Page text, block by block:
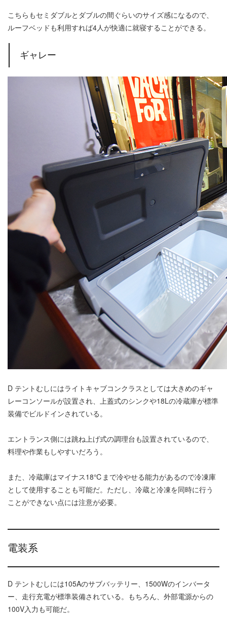
こちらもセミダブルとダブルの間ぐらいのサイズ感になるので、
ルーフベッドも利用すれば4人が快適に就寝することができる。
ギャレー
D テントむしにはライトキャブコンクラスとしては大きめのギャ
レーコンソールが設置され、上蓋式のシンクや18Lの冷蔵庫が標準
装備でビルドインされている。
エントランス側には跳ね上げ式の調理台も設置されているので、
料理や作業もしやすいだろう。
また、冷蔵庫はマイナス18℃まで冷やせる能力があるので冷凍庫
として使用することも可能だ。ただし、冷蔵と冷凍を同時に行う
ことができない点には注意が必要。
電装系
D テントむしには105Aのサブバッテリー、1500Wのインバータ
ー、走行充電が標準装備されている。もちろん、外部電源からの
100V入力も可能だ。